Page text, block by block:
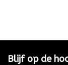
Blijf op de